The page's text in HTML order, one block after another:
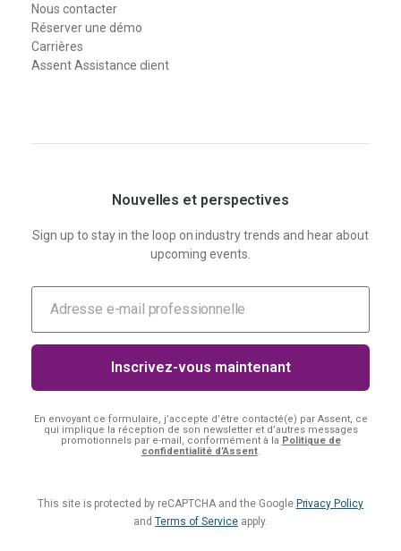
Nous contacter
Réserver une démo
Carrières
Assent Assistance client
Nouvelles et perspectives
Sign up to stay in the loop on industry trends and hear about
upcoming events.
En envoyant ce formulaire, j’accepte d’être contacté(e) par Assent, ce
qui implique la réception de son newsletter et d’autres messages
promotionnels par e-mail, conformément à la Politique de
confidentialité d’Assent.
This site is protected by reCAPTCHA and the Google Privacy Policy
andTerms of Serviceapply.